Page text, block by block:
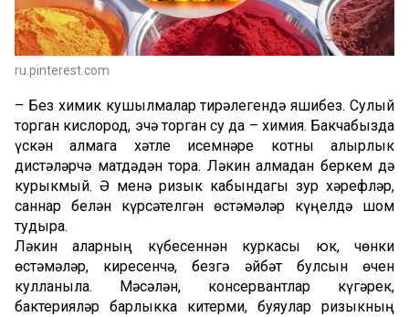
ru.pinterest.com
– Без химик кушылмалар тирәлегендә яшибез. Сулый
торган кислород, эчә торган су да – химия. Бакчабызда
үскән алмага хәтле исемнәре котны алырлык
дистәләрчә матдәдән тора. Ләкин алмадан беркем дә
курыкмый. Ә менә ризык кабындагы зур хәрефләр,
саннар белән күрсәтелгән өстәмәләр күңелдә шом
тудыра.
Ләкин аларның күбесеннән куркасы юк, чөнки
өстәмәләр, киресенчә, безгә әйбәт булсын өчен
кулланыла. Мәсәлән, консервантлар күгәрек,
бактерияләр барлыкка китерми, буяулар ризыкның